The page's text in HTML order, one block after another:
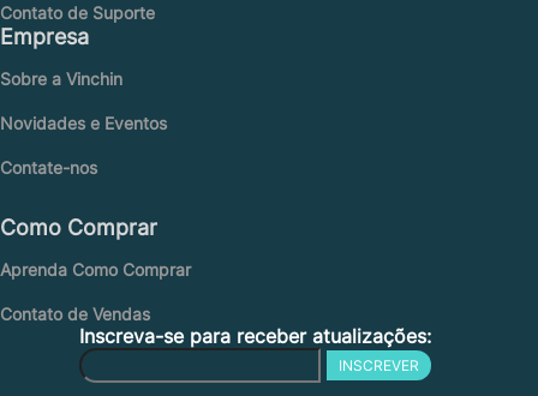
Contato de Suporte
Empresa
Sobre a Vinchin
Novidades e Eventos
Contate-nos
Como Comprar
Aprenda Como Comprar
Contato de Vendas
Inscreva-se para receber atualizações:
INSCREVER